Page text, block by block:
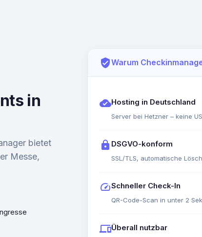
in
bietet
Messe,
verified_userWarum
cloud_doneHosting in Deutschland
Server bei Hetzner – keine
lock DSGVO-konform
SSL/TLS, automatische
speedSchneller Check-In
QR-Code-Scan in unter 2
devicesÜberall nutzbar